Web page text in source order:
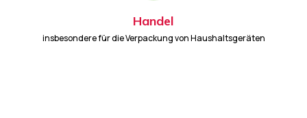
Handel
insbesondere für die Verpackung von Haushaltsgeräten